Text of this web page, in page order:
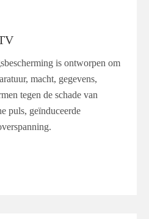
is ontworpen om
macht, gegevens,
tegen de schade van
puls, geïnduceerde